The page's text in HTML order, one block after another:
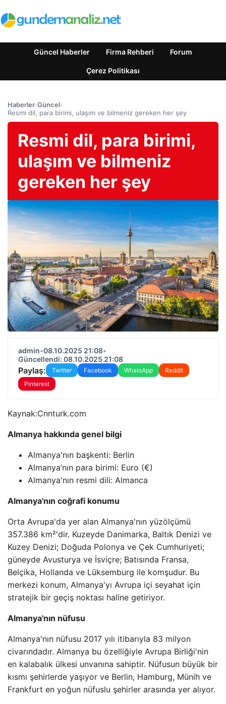
Güncel Haberler Firma Rehberi Forum
Çerez Politikası
Haberler›Güncel›
Resmi dil, para birimi, ulaşım ve bilmeniz gereken her şey
Resmi dil, para birimi,
ulaşım ve bilmeniz
gereken her şey
admin•08.10.2025 21:08•
Güncellendi: 08.10.2025 21:08
Paylaş: Twitter Facebook WhatsApp
Reddit
Pinterest
Kaynak:Cnnturk.com
Almanya hakkında genel bilgi
Almanya'nın başkenti: Berlin
Almanya’nın para birimi: Euro (€)
Almanya'nın resmi dili: Almanca
Almanya'nın coğrafi konumu
Orta Avrupa'da yer alan Almanya'nın yüzölçümü
357.386 km²'dir. Kuzeyde Danimarka, Baltık Denizi ve
Kuzey Denizi; Doğuda Polonya ve Çek Cumhuriyeti;
güneyde Avusturya ve İsviçre; Batısında Fransa,
Belçika, Hollanda ve Lüksemburg ile komşudur. Bu
merkezi konum, Almanya'yı Avrupa içi seyahat için
stratejik bir geçiş noktası haline getiriyor.
Almanya'nın nüfusu
Almanya'nın nüfusu 2017 yılı itibarıyla 83 milyon
civarındadır. Almanya bu özelliğiyle Avrupa Birliği'nin
en kalabalık ülkesi unvanına sahiptir. Nüfusun büyük bir
kısmı şehirlerde yaşıyor ve Berlin, Hamburg, Münih ve
Frankfurt en yoğun nüfuslu şehirler arasında yer alıyor.